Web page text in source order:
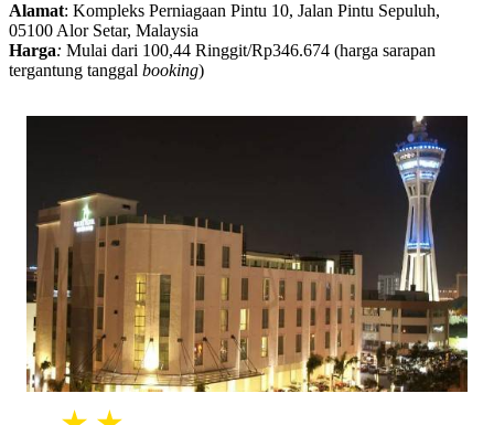
Alamat: Kompleks Perniagaan Pintu 10, Jalan Pintu Sepuluh,
05100 Alor Setar, Malaysia
Harga: Mulai dari 100,44 Ringgit/Rp346.674 (harga sarapan
tergantung tanggal booking)